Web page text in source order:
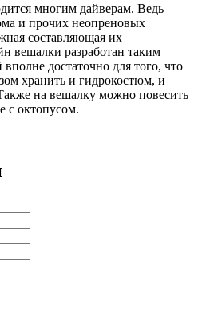
многим дайверам. Ведь
и прочих неопреновых
составляющая их
вешалки разработан таким
достаточно для того, что
хранить и гидрокостюм, и
на вешалку можно повесить
с октопусом.